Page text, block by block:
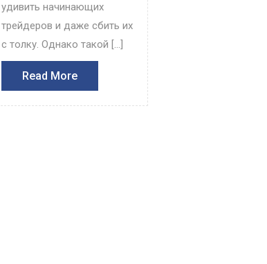
удивить начинающих
трейдеров и даже сбить их
с толку. Однако такой […]
Read MoreRead
More